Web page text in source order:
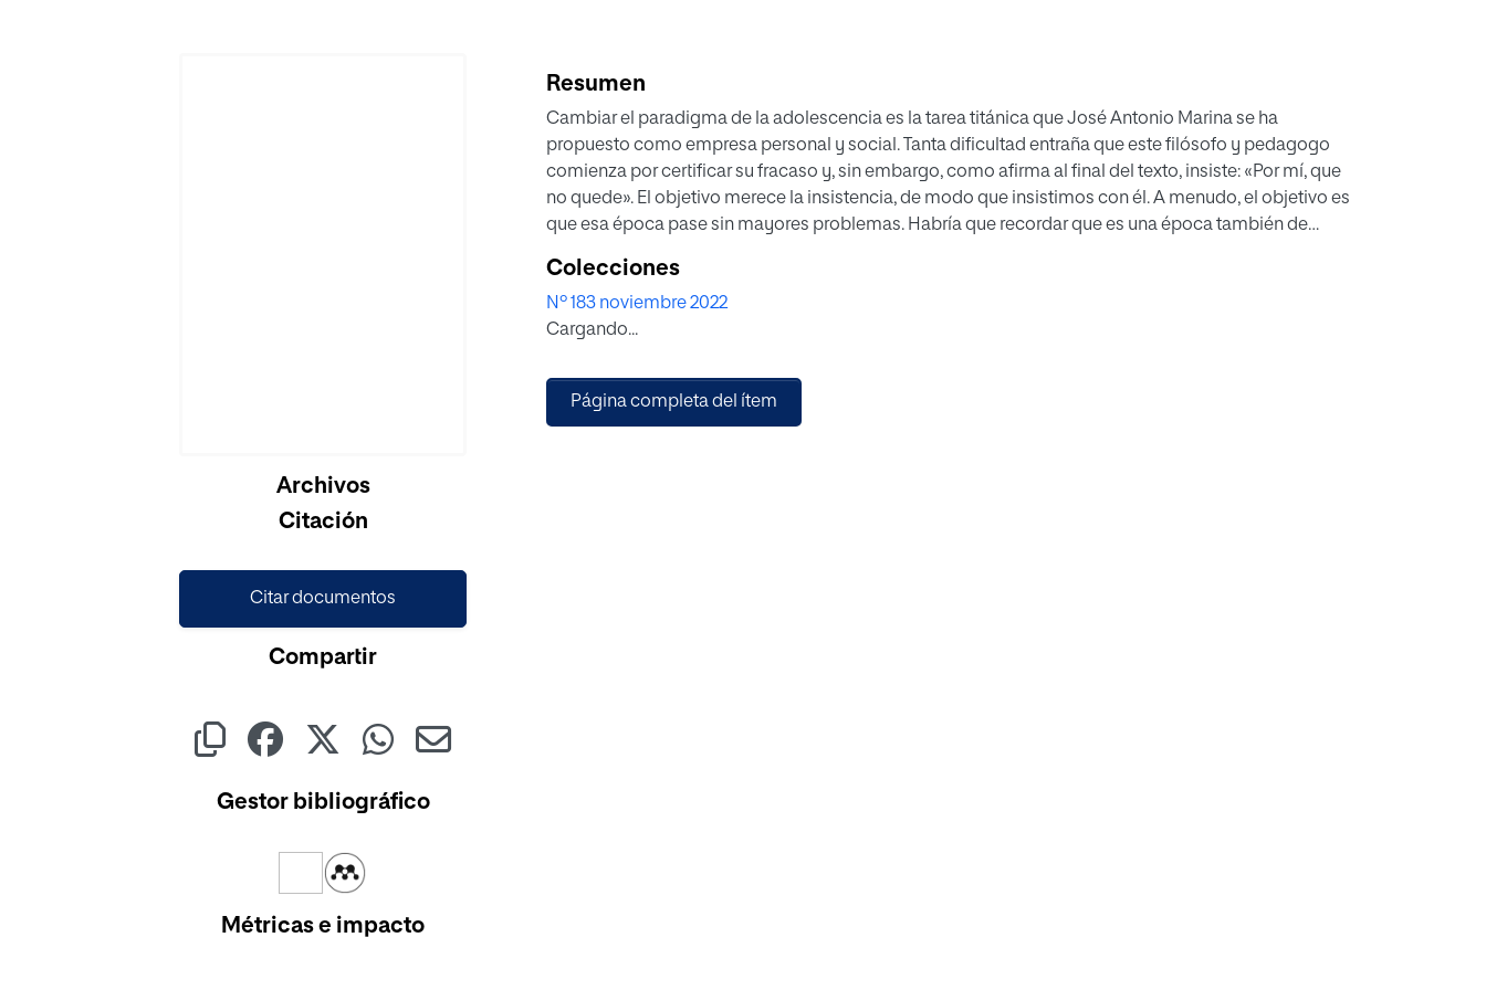
Cargando...Archivos
Citación
Citar documentos
Compartir
Gestor bibliográfico
Métricas e impacto
Resumen
Cambiar el paradigma de la adolescencia es la tarea titánica que José Antonio Marina se ha
propuesto como empresa personal y social. Tanta dificultad entraña que este filósofo y pedagogo
comienza por certificar su fracaso y, sin embargo, como afirma al final del texto, insiste: «Por mí, que
no quede». El objetivo merece la insistencia, de modo que insistimos con él. A menudo, el objetivo es
que esa época pase sin mayores problemas. Habría que recordar que es una época también de
pesimismo adulto.
Colecciones
Nº 183 noviembre 2022
Cargando...
Página completa del ítem